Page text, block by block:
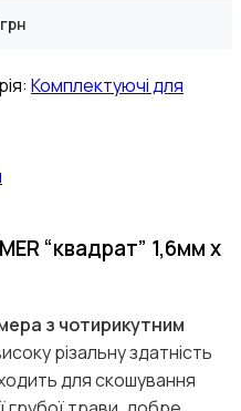
Комплектуючі для
“квадрат” 1,6мм х
з чотирикутним
різальну здатність
для скошування